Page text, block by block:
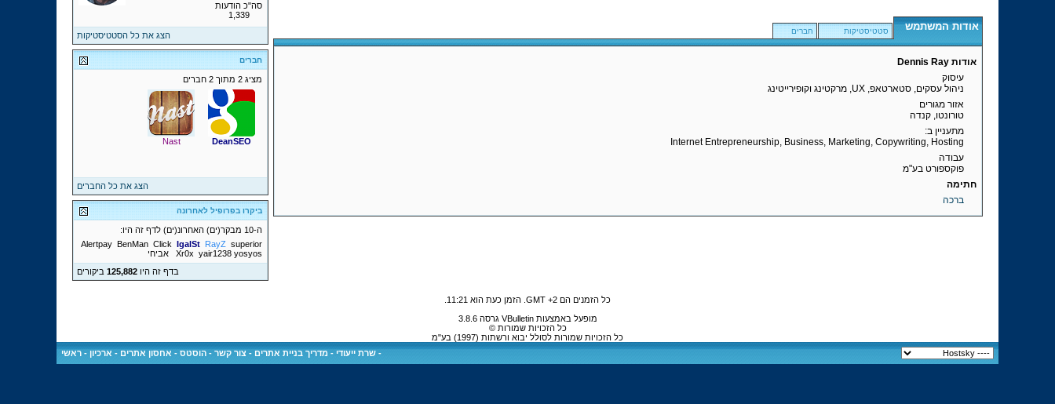
אודות המשתמש סטטיסטיקות חברים
אודות Dennis Ray
עיסוק
ניהול עסקים, סטארטאפ, UX, מרקטינג וקופירייטינג
אזור מגורים
טורונטו, קנדה
מתעניין ב:
Internet Entrepreneurship, Business, Marketing, Copywriting, Hosting
עבודה
פוקספורט בע"מ
חתימה
ברכה
סה"כ הודעות
1,339
הצג את כל הסטטיסטיקות
חברים
מציג 2 מתוך 2 חברים
DeanSEO
Nast
הצג את כל החברים
ביקרו בפרופיל לאחרונה
ה-10 מבקר(ים) האחרונ(ים) לדף זה היו:
Alertpay BenMan Click IgalSt RayZ superior
Xr0x yair1238 yosyos
אביחי
בדף זה היו125,882 ביקורים
כל הזמנים הם GMT +2. הזמן כעת הוא 11:21
מופעל באמצעות VBulletin גרסה 3.8.6
כל הזכויות שמורות ©
כל הזכויות שמורות לסולל יבוא ורשתות (1997) בע"מ
- שרת ייעודי - מדריך בניית אתרים - צור קשר - הוסטס - אחסון אתרים - ארכיון - ראשי